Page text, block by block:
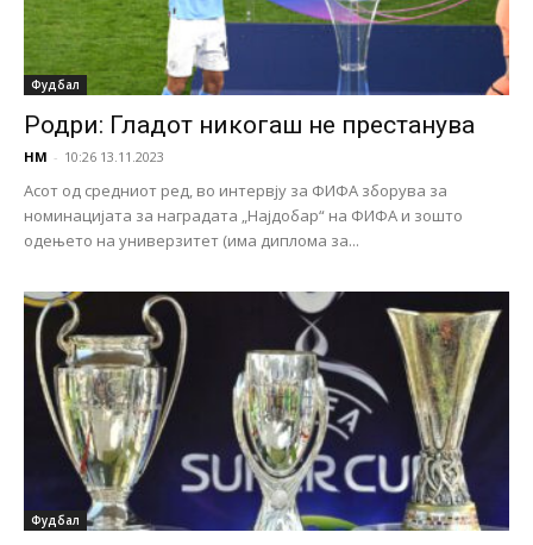
Фудбал
Родри: Гладот никогаш не престанува
НМ - 10:26 13.11.2023
Асот од средниот ред, во интервју за ФИФА зборува за
номинацијата за наградата „Најдобар“ на ФИФА и зошто
одењето на универзитет (има диплома за...
Фудбал